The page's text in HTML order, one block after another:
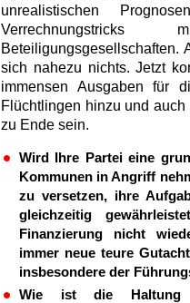
unrealistischen
Beteiligungsgesellschaften.
sich nahezu nichts. Jetzt
immensen Ausgaben für
Flüchtlingen hinzu und
zu Ende sein.
Wird Ihre Partei eine
Kommunen in Angriff
zu versetzen, ihre
gleichzeitig
Finanzierung nicht
immer neue teure
insbesondere der
Wie ist die Haltung